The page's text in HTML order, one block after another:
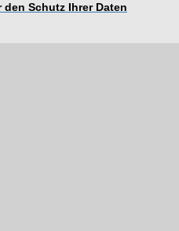
den Schutz Ihrer Daten